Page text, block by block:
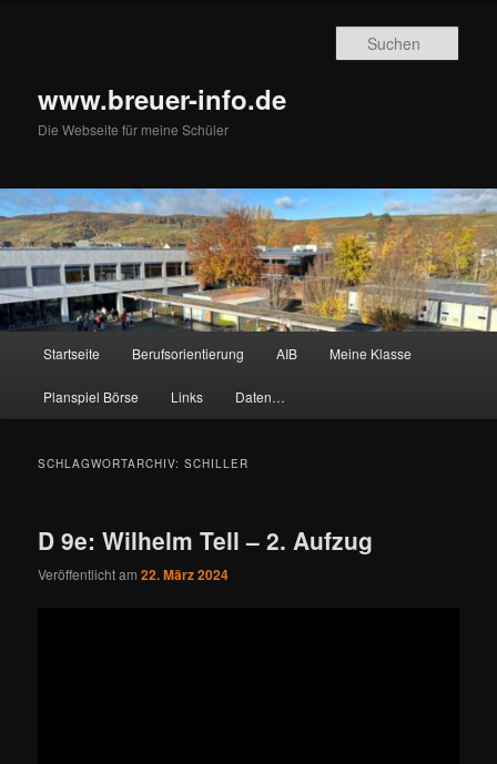
www.breuer-info.de
Die Webseite für meine Schüler
Startseite Berufsorientierung AIB Meine Klasse
Planspiel Börse Links Daten…
SCHLAGWORTARCHIV:SCHILLER
D 9e: Wilhelm Tell – 2. Aufzug
Veröffentlicht am22. März 2024